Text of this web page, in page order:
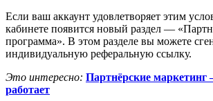
Если ваш аккаунт удовлетворяет этим
кабинете появится новый раздел —
программа». В этом разделе вы можете
индивидуальную реферальную ссылку.
Это интересно: Партнёрские маркетинг
работает